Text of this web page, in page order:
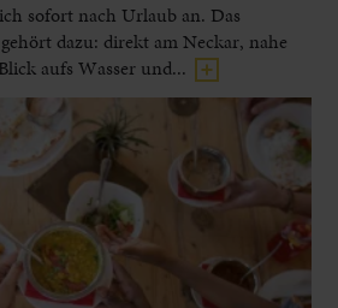
sofort nach Urlaub an. Das
dazu: direkt am Neckar, nahe
aufs Wasser und...